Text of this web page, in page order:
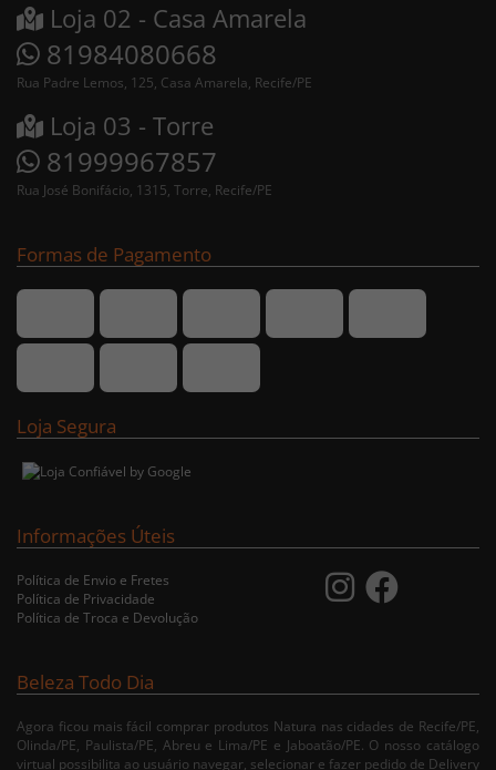
Loja 02 - Casa Amarela
81984080668
Rua Padre Lemos, 125, Casa Amarela, Recife/PE
Loja 03 - Torre
81999967857
Rua José Bonifácio, 1315, Torre, Recife/PE
Formas de Pagamento
Loja Segura
Informações Úteis
Política de Envio e Fretes
Política de Privacidade
Política de Troca e Devolução
Beleza Todo Dia
Agora ficou mais fácil comprar produtos Natura nas cidades de Recife/PE,
Olinda/PE, Paulista/PE, Abreu e Lima/PE e Jaboatão/PE. O nosso catálogo
virtual possibilita ao usuário navegar, selecionar e fazer pedido de Delivery